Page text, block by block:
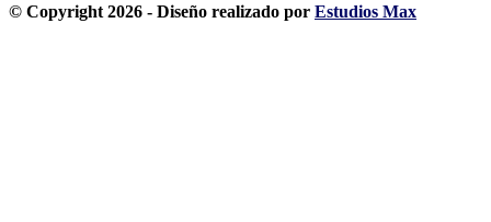
© Copyright 2026 - Diseño realizado por Estudios Max